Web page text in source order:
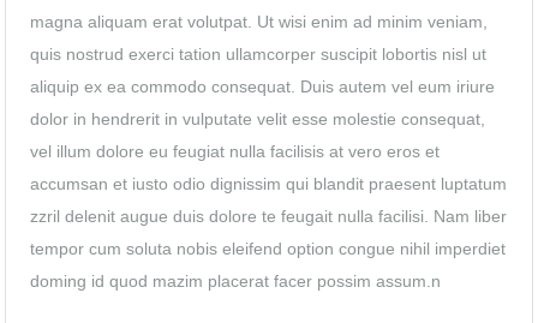
magna aliquam erat volutpat. Ut wisi enim ad minim veniam,
quis nostrud exerci tation ullamcorper suscipit lobortis nisl ut
aliquip ex ea commodo consequat. Duis autem vel eum iriure
dolor in hendrerit in vulputate velit esse molestie consequat,
vel illum dolore eu feugiat nulla facilisis at vero eros et
accumsan et iusto odio dignissim qui blandit praesent luptatum
zzril delenit augue duis dolore te feugait nulla facilisi. Nam liber
tempor cum soluta nobis eleifend option congue nihil imperdiet
doming id quod mazim placerat facer possim assum.n